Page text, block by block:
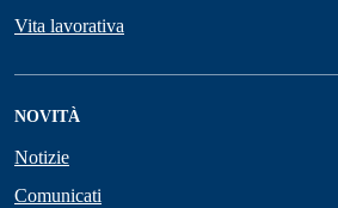
Vita lavorativa
NOVITÀ
Notizie
Comunicati